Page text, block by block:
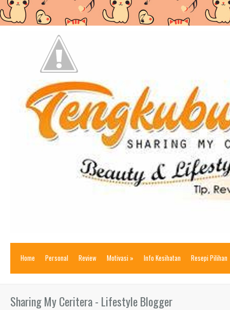
Home Personal Review Motivasi » Info Kesihatan Resepi Pilihan
Sharing My Ceritera - Lifestyle Blogger